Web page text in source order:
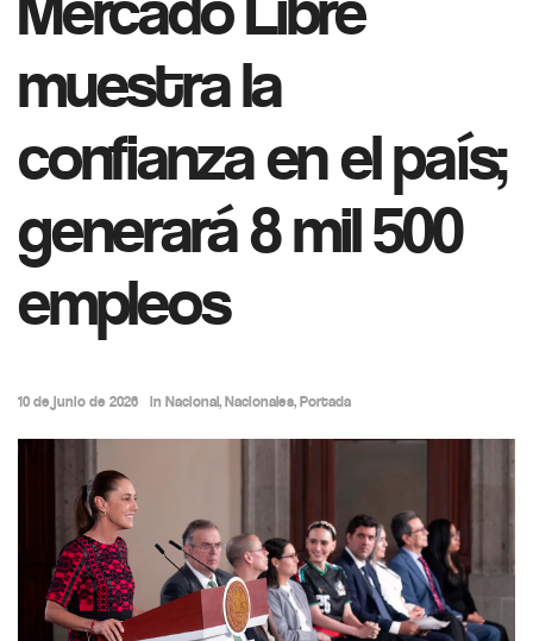
muestra la
confianza en el país;
generará 8 mil 500
empleos
10 de junio de 2026 in Nacional, Nacionales, Portada